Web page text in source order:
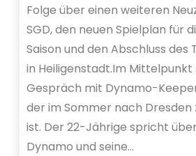
Folge über einen weiteren
SGD, den neuen Spielplan für
Saison und den Abschluss des
in Heiligenstadt.Im
Gespräch mit Dynamo-
der im Sommer nach
ist. Der 22-Jährige spricht
Dynamo und seine…